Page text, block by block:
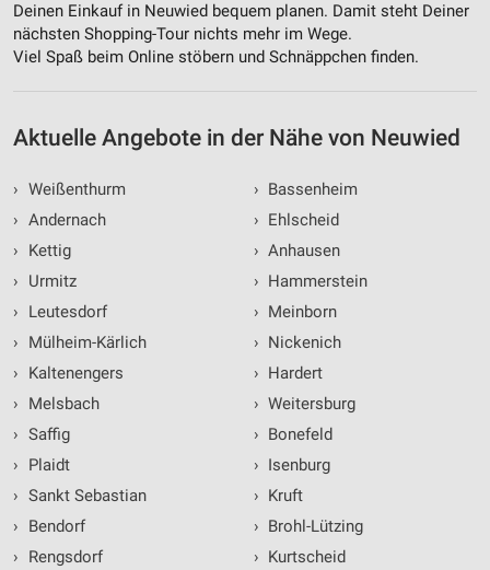
Deinen Einkauf in Neuwied bequem planen. Damit steht Deiner
nächsten Shopping-Tour nichts mehr im Wege.
Viel Spaß beim Online stöbern und Schnäppchen finden.
Aktuelle Angebote in der Nähe von Neuwied
› Weißenthurm
› Andernach
›
Kettig
›
Urmitz
›
Leutesdorf
›
Mülheim-Kärlich
›
Kaltenengers
›
Melsbach
› Saffig
›
Plaidt
› Sankt Sebastian
›
Bendorf
›
Rengsdorf
› Bassenheim
› Ehlscheid
› Anhausen
› Hammerstein
› Meinborn
› Nickenich
› Hardert
› Weitersburg
› Bonefeld
› Isenburg
› Kruft
› Brohl-Lützing
› Kurtscheid